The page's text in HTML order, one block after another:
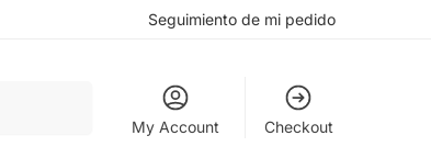
Seguimiento de mi pedido
My Account Checkout